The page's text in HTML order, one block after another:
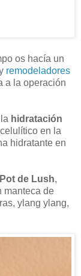
os hacía un
remodeladores
a la operación
hidratación
en la
hidratante en
de Lush,
manteca de
ylang ylang,